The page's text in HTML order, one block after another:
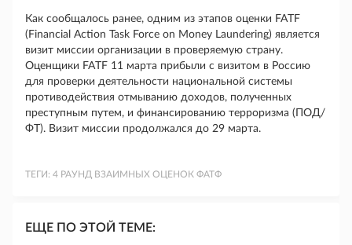
Как сообщалось ранее, одним из этапов оценки FATF
(Financial Action Task Force on Money Laundering) является
визит миссии организации в проверяемую страну.
Оценщики FATF 11 марта прибыли с визитом в Россию
для проверки деятельности национальной системы
противодействия отмыванию доходов, полученных
преступным путем, и финансированию терроризма (ПОД/
ФТ). Визит миссии продолжался до 29 марта.
ТЕГИ: 4 РАУНД ВЗАИМНЫХ ОЦЕНОК ФАТФ
ЕЩЕ ПО ЭТОЙ ТЕМЕ: